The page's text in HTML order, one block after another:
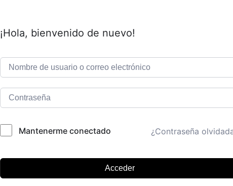
¡Hola, bienvenido de nuevo!
Mantenerme conectado ¿Contraseña
Acceder